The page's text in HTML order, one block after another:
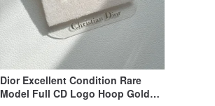
Dior Excellent Condition Rare
Model Full CD Logo Hoop Gold